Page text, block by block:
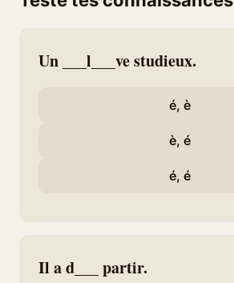
Un ___l___ve studieux.
é, è
è, é
é, é
Il a d___ partir.